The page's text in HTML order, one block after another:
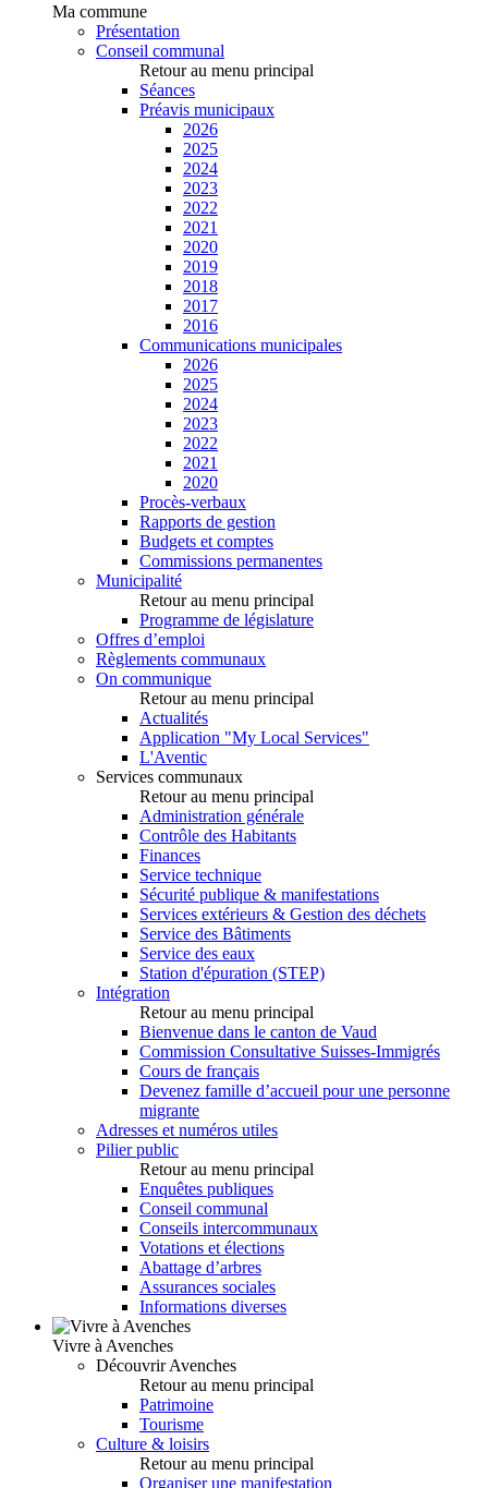
Ma commune
Présentation
Conseil communal
Retour au menu principal
Séances
Préavis municipaux
2026
2025
2024
2023
2022
2021
2020
2019
2018
2017
2016
Communications municipales
2026
2025
2024
2023
2022
2021
2020
Procès-verbaux
Rapports de gestion
Budgets et comptes
Commissions permanentes
Municipalité
Retour au menu principal
Programme de législature
Offres d’emploi
Règlements communaux
On communique
Retour au menu principal
Actualités
Application "My Local Services"
L'Aventic
Services communaux
Retour au menu principal
Administration générale
Contrôle des Habitants
Finances
Service technique
Sécurité publique & manifestations
Services extérieurs & Gestion des déchets
Service des Bâtiments
Service des eaux
Station d'épuration (STEP)
Intégration
Retour au menu principal
Bienvenue dans le canton de Vaud
Commission Consultative Suisses-Immigrés
Cours de français
Devenez famille d’accueil pour une personne
migrante
Adresses et numéros utiles
Pilier public
Retour au menu principal
Enquêtes publiques
Conseil communal
Conseils intercommunaux
Votations et élections
Abattage d’arbres
Assurances sociales
Informations diverses
Vivre à Avenches
Découvrir Avenches
Retour au menu principal
Patrimoine
Tourisme
Culture & loisirs
Retour au menu principal
Organiser une manifestation